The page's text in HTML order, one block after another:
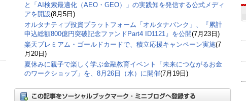
と「AI検索最適化（AEO・GEO）」の実践知を発信する公式メディ
アを開設(8月5日)
オルタナティブ投資プラットフォーム「オルタナバンク」、『累計
申込総額800億円突破記念ファンドPart4 ID1121』を公開(7月23日)
楽天プレミアム・ゴールドカードで、積立応援キャンペーン実施(7
月20日)
夏休みに親子で楽しく学ぶ金融教育イベント「未来につながるお金
のワークショップ」を、8月26日（水）に開催(7月19日)